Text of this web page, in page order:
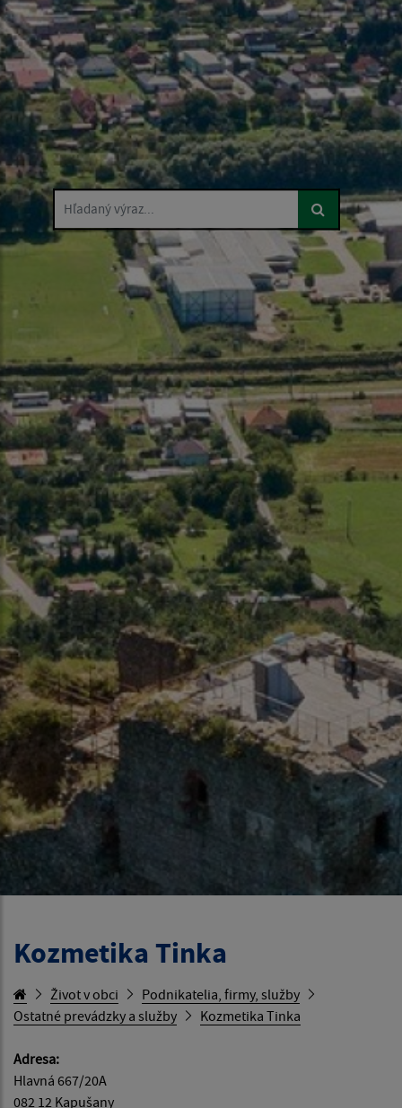
Hľadaný výraz...
Kozmetika Tinka
Život v obci
Podnikatelia, firmy, služby
Ostatné prevádzky a služby
Kozmetika Tinka
Adresa:
Hlavná 667/20A
082 12 Kapušany